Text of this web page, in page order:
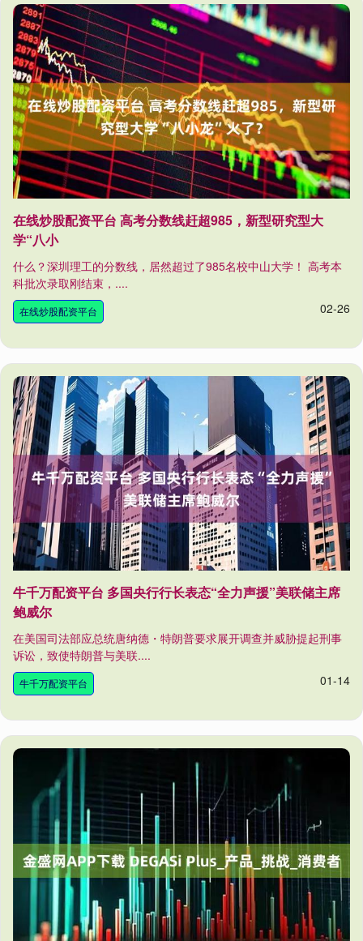
在线炒股配资平台 高考分数线赶超985，新型研究型大
学“八小
什么？深圳理工的分数线，居然超过了985名校中山大学！ 高考本
科批次录取刚结束，....
在线炒股配资平台 02-26
牛千万配资平台 多国央行行长表态“全力声援”美联储主席
鲍威尔
在美国司法部应总统唐纳德・特朗普要求展开调查并威胁提起刑事
诉讼，致使特朗普与美联....
牛千万配资平台 01-14